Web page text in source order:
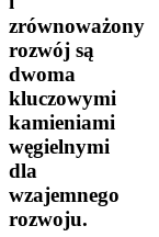
zrównoważony
rozwój są
dwoma
kluczowymi
kamieniami
węgielnymi
dla
wzajemnego
rozwoju.